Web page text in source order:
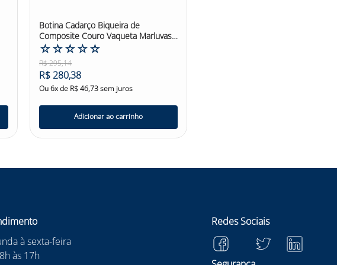
Botina Cadarço Biqueira de
Composite Couro Vaqueta Marluvas
Preta
☆☆☆☆☆
R$295,14
R$280,38
Ou6x de R$46,73sem juros
Adicionar ao carrinho
à sexta-feira
às 17h
Redes Sociais